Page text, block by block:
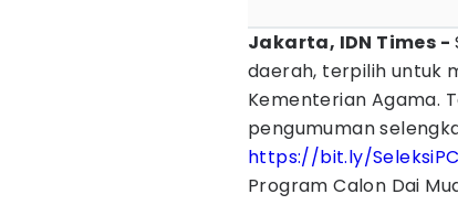
Jakarta, IDN Times -
daerah, terpilih untuk
Kementerian Agama.
pengumuman
https://bit.ly/
Program Calon Dai